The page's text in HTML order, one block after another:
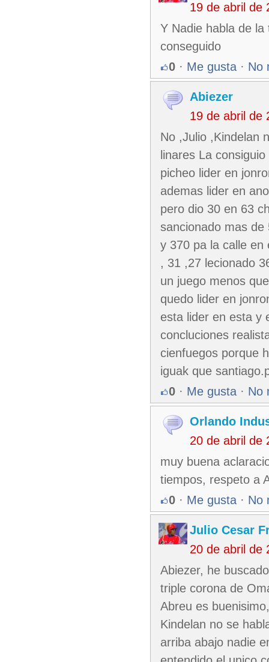
19 de abril de
Y Nadie habla de
conseguido
0 · Me gusta · No
Abiezer
19 de abril de
No ,Julio ,Kindelan
linares La
picheo lider en
ademas lider en
pero dio 30 en 63
sancionado mas
y 370 pa la calle en
, 31 ,27 lecionado
un juego menos
quedo lider en
esta lider en esta y
concluciones
cienfuegos porque
iguak que
0 · Me gusta · No
Orlando
20 de abril de
muy buena
tiempos, respeto a
0 · Me gusta · No
Julio Cesar
20 de abril de
Abiezer, he
triple corona de
Abreu es
Kindelan no se
arriba abajo nadie